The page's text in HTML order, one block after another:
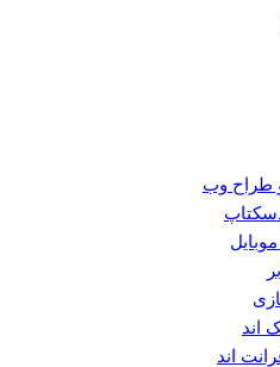
طراح وب
اند
اند